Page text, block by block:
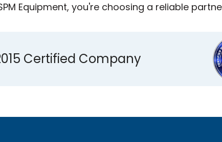
Equipment, you're choosing a reliable
Certified Company